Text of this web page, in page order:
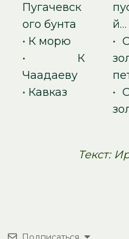
Пугачевск
ого бунта
• К морю
• К
Чаадаеву
• Кавказ
й…
•
•
Текст: